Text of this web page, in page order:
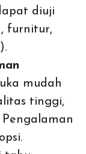
diuji
furnitur,
mudah
tinggi,